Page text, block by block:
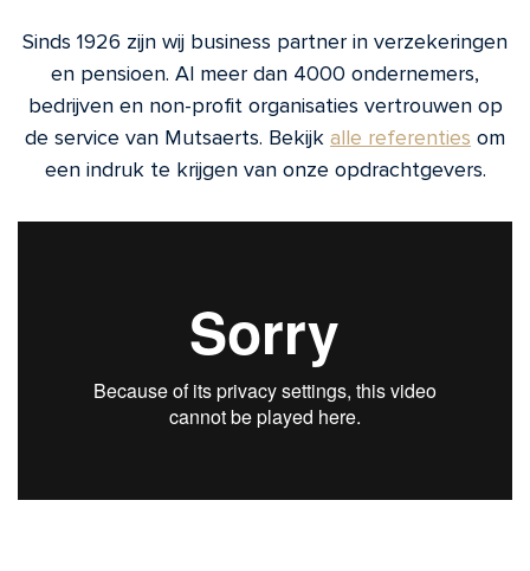
Sinds 1926 zijn wij business partner in verzekeringen
en pensioen. Al meer dan 4000 ondernemers,
bedrijven en non-profit organisaties vertrouwen op
de service van Mutsaerts. Bekijk alle referenties om
een indruk te krijgen van onze opdrachtgevers.